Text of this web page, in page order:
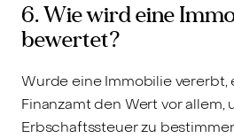
6. Wie wird eine
bewertet?
Wurde eine Immobilie vererbt,
Finanzamt den Wert vor allem,
Erbschaftssteuer zu